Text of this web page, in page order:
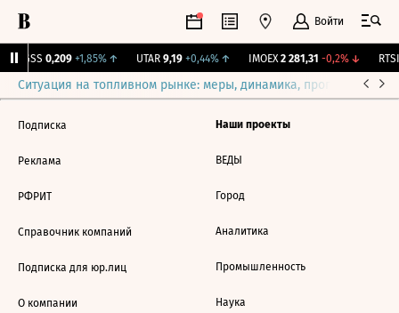
Войти
RGSS 0,209 +1,85%↑ UTAR 9,19 +0,44%↑ IMOEX 2 281,31 -0,2%↓ RTSI
Ситуация на топливном рынке: меры, динамика, прогнозы
Подписка
Реклама
РФРИТ
Справочник компаний
Подписка для юр.лиц
О компании
Наши проекты
ВЕДЫ
Город
Аналитика
Промышленность
Наука